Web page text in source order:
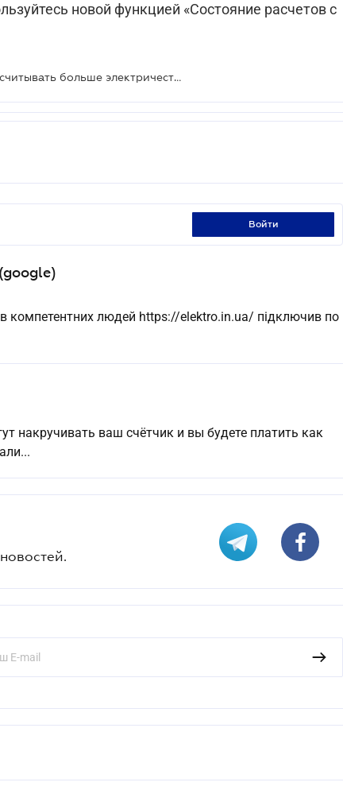
новой функцией «Состояние расчетов с
Почему электросчетчик может насчитывать больше электричества, чем вы потребляете
войти
компетентних людей https://elektro.in.ua/ підключив по
накручивать ваш счётчик и вы будете платить как